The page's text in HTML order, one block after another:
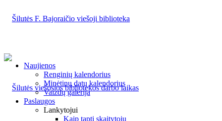
Naujienos
Renginių kalendorius
Minėtinų datų kalendorius
Vaizdų galerija
Paslaugos
Lankytojui
Kaip tapti skaitytoju